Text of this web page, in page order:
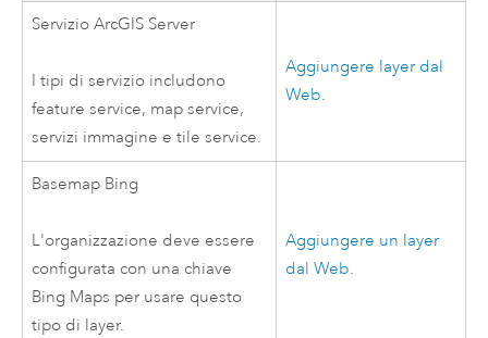
ServizioArcGIS Server
I tipi di servizio includono
feature service, map service,
servizi immagine e tile service.
Aggiungere layer dal
Web.
Basemap Bing
L'organizzazione deve essere
configurata con una chiave
Bing Maps per usare questo
tipo di layer.
Aggiungere un layer
dal Web.